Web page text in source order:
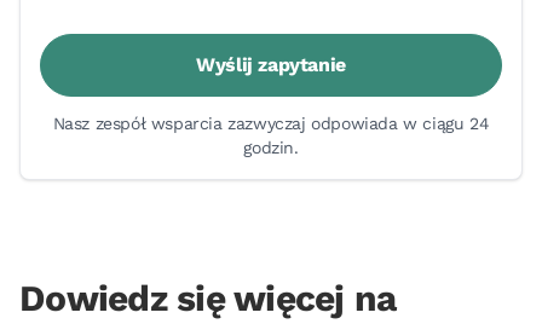
Wyślij zapytanie
Nasz zespół wsparcia zazwyczaj odpowiada w ciągu 24
godzin.
Dowiedz się więcej na